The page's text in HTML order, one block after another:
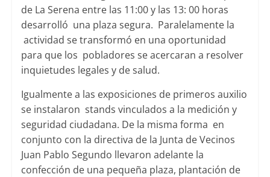
de La Serena entre las 11:00 y las 13: 00 horas
desarrolló una plaza segura. Paralelamente la
actividad se transformó en una oportunidad
para que los pobladores se acercaran a resolver
inquietudes legales y de salud.
Igualmente a las exposiciones de primeros auxilio
se instalaron stands vinculados a la medición y
seguridad ciudadana. De la misma forma en
conjunto con la directiva de la Junta de Vecinos
Juan Pablo Segundo llevaron adelante la
confección de una pequeña plaza, plantación de